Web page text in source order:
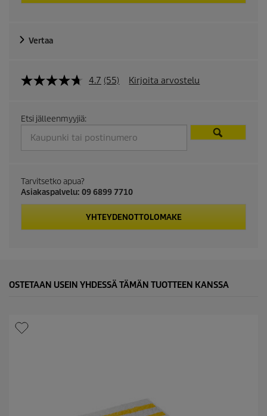
p
r
o
d
u
t
p
c
Vertaa
4.7 (55) Kirjoita arvostelu
Etsi jälleenmyyjiä:
Tarvitsetko apua?
Asiakaspalvelu: 09 6899 7710
YHTEYDENOTTOLOMAKE
OSTETAAN USEIN YHDESSÄ TÄMÄN TUOTTEEN KANSSA